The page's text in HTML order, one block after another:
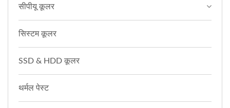
सीपीयू कूलर
सिस्टम कूलर
SSD & HDD कूलर
थर्मल पेस्ट